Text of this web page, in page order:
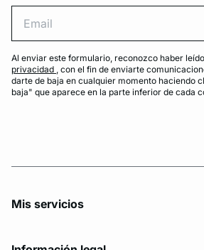
Al enviar este formulario, reconozco haber
privacidad , con el fin de enviarte
darte de baja en cualquier momento haciendo
baja" que aparece en la parte inferior de cada
Mis servicios